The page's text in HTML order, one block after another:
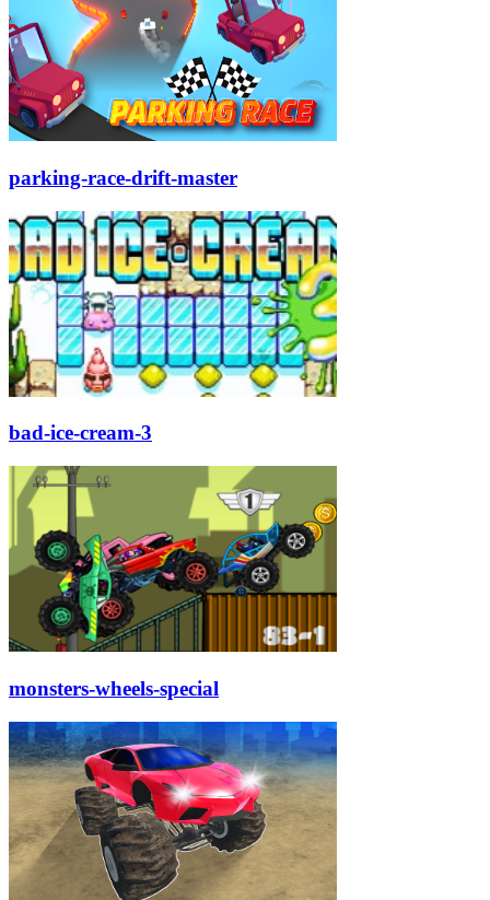
parking-race-drift-master
bad-ice-cream-3
monsters-wheels-special